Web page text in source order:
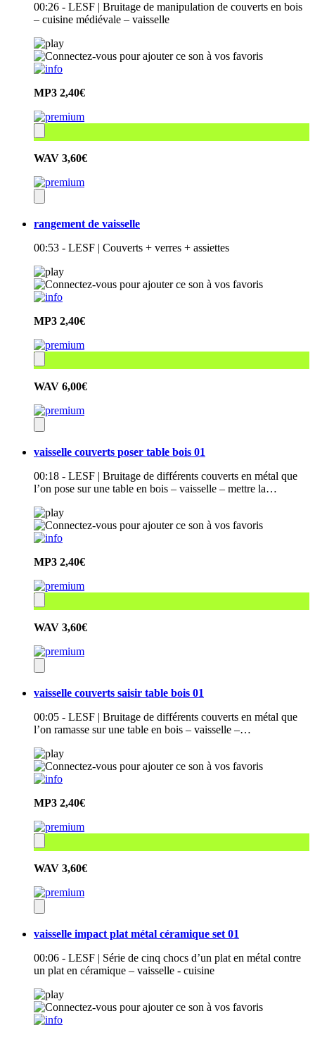
00:26 - LESF | Bruitage de manipulation de couverts en bois
– cuisine médiévale – vaisselle
MP3 2,40€
WAV 3,60€
rangement de vaisselle
00:53 - LESF | Couverts + verres + assiettes
MP3 2,40€
WAV 6,00€
vaisselle couverts poser table bois 01
00:18 - LESF | Bruitage de différents couverts en métal que
l’on pose sur une table en bois – vaisselle – mettre la…
MP3 2,40€
WAV 3,60€
vaisselle couverts saisir table bois 01
00:05 - LESF | Bruitage de différents couverts en métal que
l’on ramasse sur une table en bois – vaisselle –…
MP3 2,40€
WAV 3,60€
vaisselle impact plat métal céramique set 01
00:06 - LESF | Série de cinq chocs d’un plat en métal contre
un plat en céramique – vaisselle - cuisine